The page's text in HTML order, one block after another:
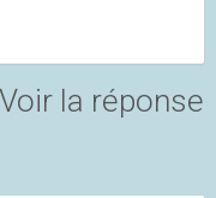
Voir la réponse